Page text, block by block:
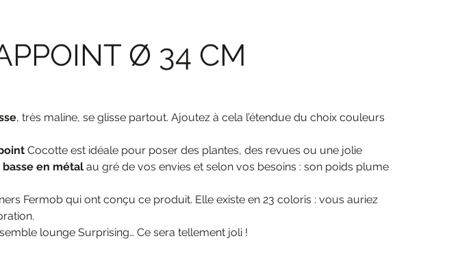
Ø 34 CM
, très maline, se glisse partout. Ajoutez à cela l’étendue du choix couleurs
Cocotte est idéale pour poser des plantes, des revues ou une jolie
en métal au gré de vos envies et selon vos besoins : son poids plume
Fermob qui ont conçu ce produit. Elle existe en 23 coloris : vous auriez
lounge Surprising… Ce sera tellement joli !